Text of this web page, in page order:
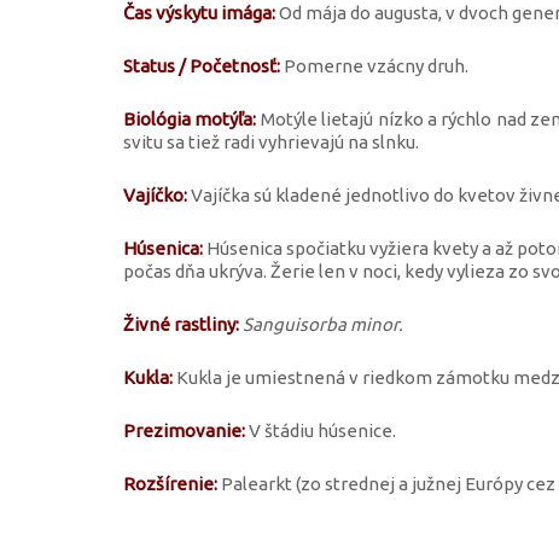
Čas výskytu imága:Od mája do augusta, v dvoch
Status / Početnosť: Pomerne vzácny druh.
Biológia motýľa: Motýle lietajú nízko a rýchlo nad
svitu sa tiež radi vyhrievajú na slnku.
Vajíčko:Vajíčka sú kladené jednotlivo do kvetov
Húsenica: Húsenica spočiatku vyžiera kvety a až
počas dňa ukrýva. Žerie len v noci, kedy vylieza zo
Živné rastliny: Sanguisorba minor.
Kukla: Kukla je umiestnená v riedkom zámotku
Prezimovanie:V štádiu húsenice.
Rozšírenie: Palearkt (zo strednej a južnej Európy